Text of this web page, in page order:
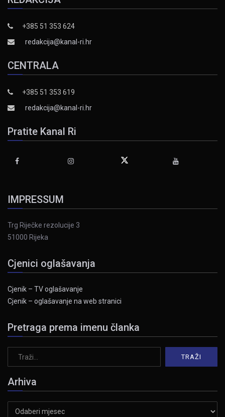
+385 51 353 624
redakcija@kanal-ri.hr
CENTRALA
+385 51 353 619
redakcija@kanal-ri.hr
Pratite Kanal Ri
IMPRESSUM
Trg Riječke rezolucije 3
51000 Rijeka
Cjenici oglašavanja
Cjenik – TV oglašavanje
Cjenik – oglašavanje na web stranici
Pretraga prema imenu članka
Arhiva